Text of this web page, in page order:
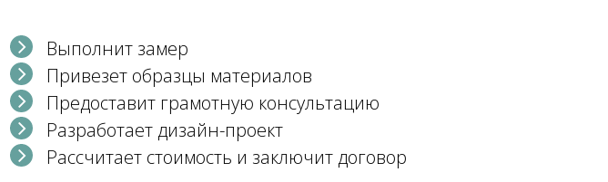
Выполнит замер
Привезет образцы материалов
Предоставит грамотную консультацию
Разработает дизайн-проект
Рассчитает стоимость и заключит договор